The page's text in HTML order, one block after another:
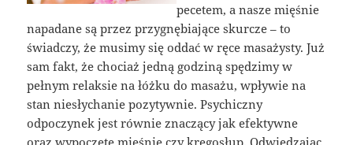
pecetem, a nasze mięśnie
napadane są przez przygnębiające skurcze – to
świadczy, że musimy się oddać w ręce masażysty. Już
sam fakt, że chociaż jedną godziną spędzimy w
pełnym relaksie na łóżku do masażu, wpływie na
stan niesłychanie pozytywnie. Psychiczny
odpoczynek jest równie znaczący jak efektywne
oraz wypoczęte mięśnie czy kręgosłup. Odwiedzając